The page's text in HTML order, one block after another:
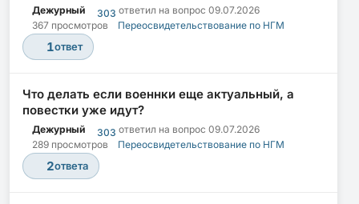
Дежурный 303 ответил на вопрос 09.07.2026
367 просмотров
Переосвидетельствование по НГМ
1ответ
Что делать если военнки еще актуальный, а
повестки уже идут?
Дежурный 303 ответил на вопрос 09.07.2026
289 просмотров
Переосвидетельствование по НГМ
2ответа